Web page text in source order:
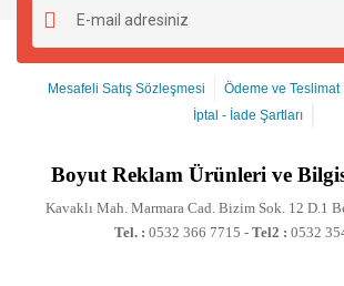
Mesafeli Satış Sözleşmesi Ödeme ve Teslimat
İptal - İade Şartları
Boyut Reklam Ürünleri ve
Kavaklı Mah. Marmara Cad. Bizim Sok. 12 D.1
Tel. : 0532 366 7715 - Tel2 : 0532